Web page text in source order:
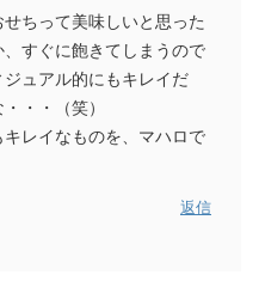
ちって美味しいと思った
すぐに飽きてしまうので
ュアル的にもキレイだ
・・（笑）
レイなものを、マハロで
返信